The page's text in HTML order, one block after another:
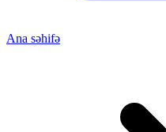
Ana səhifə